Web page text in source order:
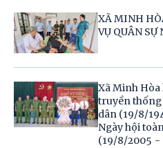
XÃ MINH
VỤ QUÂN SỰ
Xã Minh
truyền
dân (19/8/
Ngày hội
(19/8/2005 -